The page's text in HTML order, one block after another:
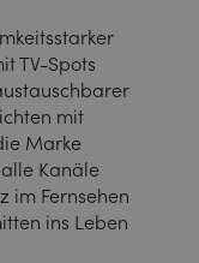
TV-Spots
mit
Marke
Kanäle
im Fernsehen
ins Leben